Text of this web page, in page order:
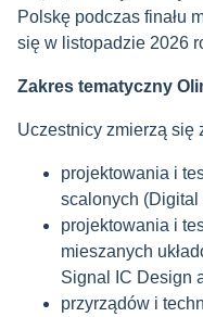
Polskę podczas finału
się w listopadzie 2026
Zakres tematyczny
Uczestnicy zmierzą się
projektowania i
scalonych (Digital
projektowania i
mieszanych
Signal IC Design
przyrządów i